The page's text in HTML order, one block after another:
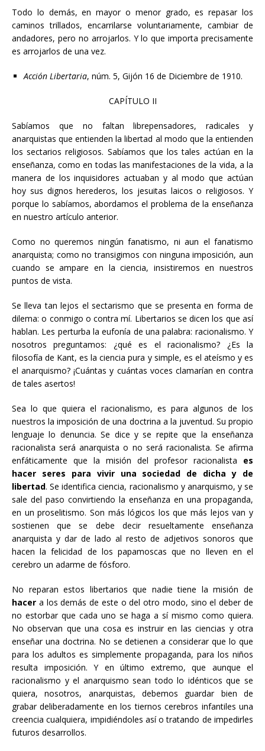
Todo lo demás, en mayor o menor grado, es repasar los
caminos trillados, encarrilarse voluntariamente, cambiar de
andadores, pero no arrojarlos. Y lo que importa precisamente
es arrojarlos de una vez.
Acción Libertaria, núm. 5, Gijón 16 de Diciembre de 1910.
CAPÍTULO II
Sabíamos que no faltan librepensadores, radicales y
anarquistas que entienden la libertad al modo que la entienden
los sectarios religiosos. Sabíamos que los tales actúan en la
enseñanza, como en todas las manifestaciones de la vida, a la
manera de los inquisidores actuaban y al modo que actúan
hoy sus dignos herederos, los jesuitas laicos o religiosos. Y
porque lo sabíamos, abordamos el problema de la enseñanza
en nuestro artículo anterior.
Como no queremos ningún fanatismo, ni aun el fanatismo
anarquista; como no transigimos con ninguna imposición, aun
cuando se ampare en la ciencia, insistiremos en nuestros
puntos de vista.
Se lleva tan lejos el sectarismo que se presenta en forma de
dilema: o conmigo o contra mí. Libertarios se dicen los que así
hablan. Les perturba la eufonía de una palabra: racionalismo. Y
nosotros preguntamos: ¿qué es el racionalismo? ¿Es la
filosofía de Kant, es la ciencia pura y simple, es el ateísmo y es
el anarquismo? ¡Cuántas y cuántas voces clamarían en contra
de tales asertos!
Sea lo que quiera el racionalismo, es para algunos de los
nuestros la imposición de una doctrina a la juventud. Su propio
lenguaje lo denuncia. Se dice y se repite que la enseñanza
racionalista será anarquista o no será racionalista. Se afirma
enfáticamente que la misión del profesor racionalista es
hacer seres para vivir una sociedad de dicha y de
libertad. Se identifica ciencia, racionalismo y anarquismo, y se
sale del paso convirtiendo la enseñanza en una propaganda,
en un proselitismo. Son más lógicos los que más lejos van y
sostienen que se debe decir resueltamente enseñanza
anarquista y dar de lado al resto de adjetivos sonoros que
hacen la felicidad de los papamoscas que no lleven en el
cerebro un adarme de fósforo.
No reparan estos libertarios que nadie tiene la misión de
hacer a los demás de este o del otro modo, sino el deber de
no estorbar que cada uno se haga a sí mismo como quiera.
No observan que una cosa es instruir en las ciencias y otra
enseñar una doctrina. No se detienen a considerar que lo que
para los adultos es simplemente propaganda, para los niños
resulta imposición. Y en último extremo, que aunque el
racionalismo y el anarquismo sean todo lo idénticos que se
quiera, nosotros, anarquistas, debemos guardar bien de
grabar deliberadamente en los tiernos cerebros infantiles una
creencia cualquiera, impidiéndoles así o tratando de impedirles
futuros desarrollos.